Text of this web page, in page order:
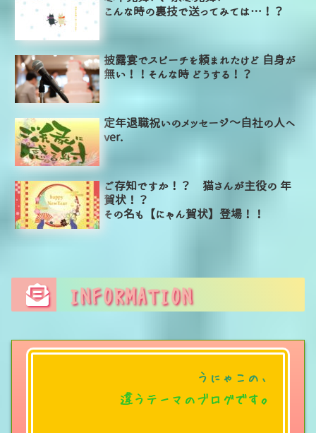
こんな時の裏技で送ってみては…！？
披露宴でスピーチを頼まれたけど 自身が
無い！！そんな時 どうする！？
定年退職祝いのメッセージ～自社の人へ
ver.
ご存知ですか！？ 猫さんが主役の 年
賀状！？
その名も【にゃん賀状】登場！！
INFORMATION
うにゃこの、
違うテーマのブログです。